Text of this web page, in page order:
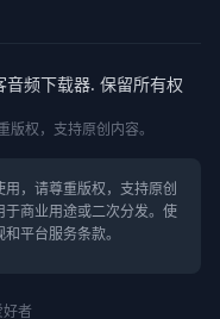
频下载器. 保留所有权
权，支持原创内容。
，请尊重版权，支持原创
商业用途或二次分发。使
平台服务条款。
好者